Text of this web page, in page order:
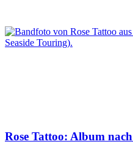
Rose Tattoo: Album